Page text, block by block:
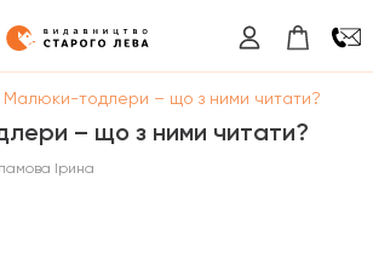
Малюки-тодлери – що з ними читати?
– що з ними читати?
Ірина